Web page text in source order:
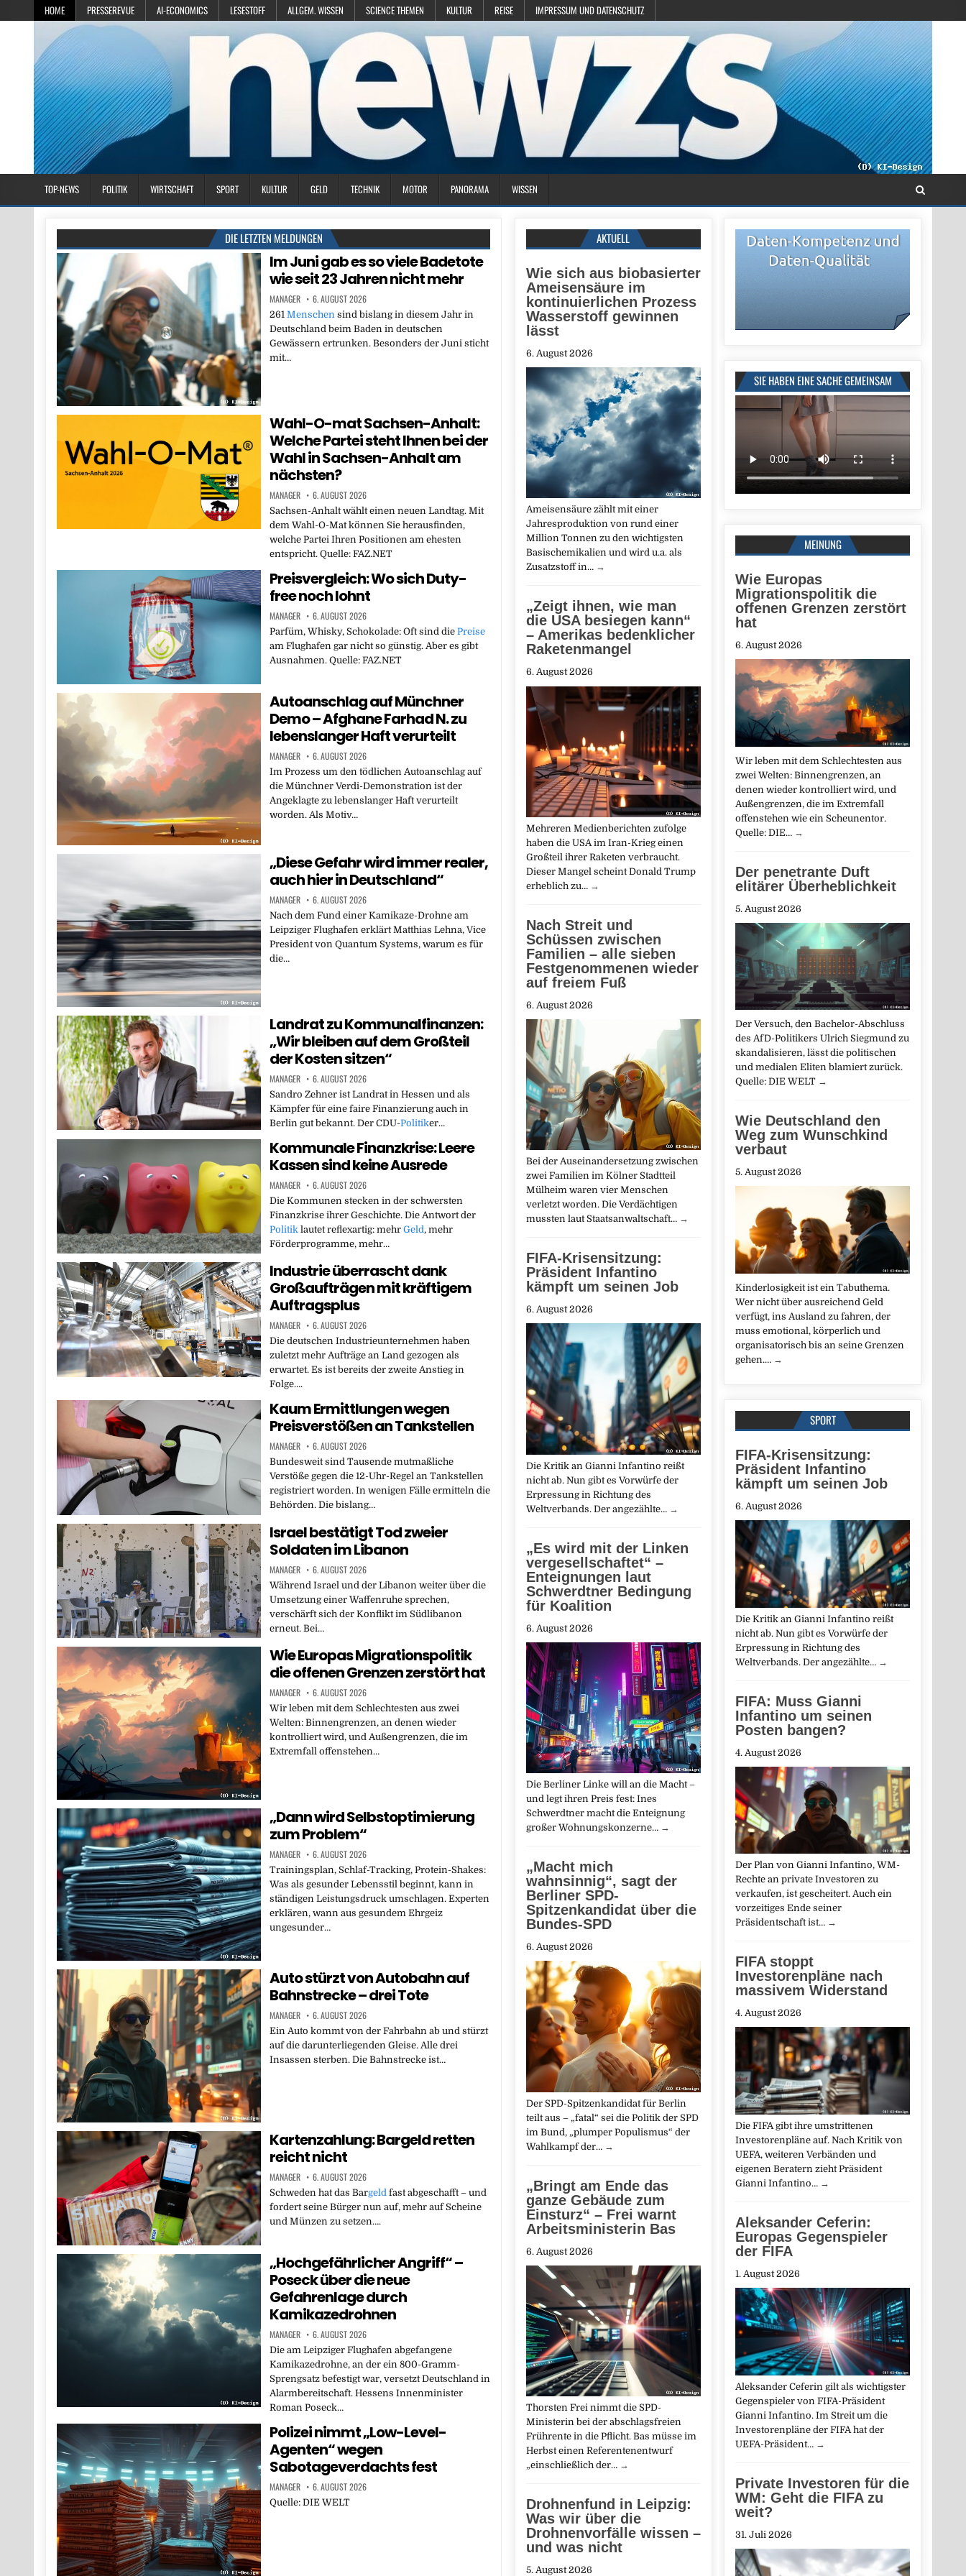
HOME PRESSEREVUE AI-ECONOMICS LESESTOFF ALLGEM. WISSEN SCIENCE THEMEN KULTUR REISE IMPRESSUM UND DATENSCHUTZ
TOP-NEWS POLITIK WIRTSCHAFT SPORT KULTUR GELD TECHNIK MOTOR PANORAMA WISSEN
DIE LETZTEN MELDUNGEN
Im Juni gab es so viele Badetote
wie seit 23 Jahren nicht mehr
MANAGER 6. AUGUST 2026
261 Menschensind bislang in diesem Jahr in
Deutschland beim Baden in deutschen
Gewässern ertrunken. Besonders der Juni sticht
mit…
Wahl-O-mat Sachsen-Anhalt:
Welche Partei steht Ihnen bei der
Wahl in Sachsen-Anhalt am
nächsten?
MANAGER 6. AUGUST 2026
Sachsen-Anhalt wählt einen neuen Landtag. Mit
dem Wahl-O-Mat können Sie herausfinden,
welche Partei Ihren Positionen am ehesten
entspricht. Quelle: FAZ.NET
Preisvergleich: Wo sich Duty-
free noch lohnt
MANAGER 6. AUGUST 2026
Parfüm, Whisky, Schokolade: Oft sind die Preise
am Flughafen gar nicht so günstig. Aber es gibt
Ausnahmen. Quelle: FAZ.NET
Autoanschlag auf Münchner
Demo – Afghane Farhad N. zu
lebenslanger Haft verurteilt
MANAGER 6. AUGUST 2026
Im Prozess um den tödlichen Autoanschlag auf
die Münchner Verdi-Demonstration ist der
Angeklagte zu lebenslanger Haft verurteilt
worden. Als Motiv…
„Diese Gefahr wird immer realer,
auch hier in Deutschland“
MANAGER 6. AUGUST 2026
Nach dem Fund einer Kamikaze-Drohne am
Leipziger Flughafen erklärt Matthias Lehna, Vice
President von Quantum Systems, warum es für
die…
Landrat zu Kommunalfinanzen:
„Wir bleiben auf dem Großteil
der Kosten sitzen“
MANAGER 6. AUGUST 2026
Sandro Zehner ist Landrat in Hessen und als
Kämpfer für eine faire Finanzierung auch in
Berlin gut bekannt. Der CDU-Politiker…
Kommunale Finanzkrise: Leere
Kassen sind keine Ausrede
MANAGER 6. AUGUST 2026
Die Kommunen stecken in der schwersten
Finanzkrise ihrer Geschichte. Die Antwort der
Politiklautet reflexartig: mehr Geld, mehr
Förderprogramme, mehr…
Industrie überrascht dank
Großaufträgen mit kräftigem
Auftragsplus
MANAGER 6. AUGUST 2026
Die deutschen Industrieunternehmen haben
zuletzt mehr Aufträge an Land gezogen als
erwartet. Es ist bereits der zweite Anstieg in
Folge….
Kaum Ermittlungen wegen
Preisverstößen an Tankstellen
MANAGER 6. AUGUST 2026
Bundesweit sind Tausende mutmaßliche
Verstöße gegen die 12-Uhr-Regel an Tankstellen
registriert worden. In wenigen Fälle ermitteln die
Behörden. Die bislang…
Israel bestätigt Tod zweier
Soldaten im Libanon
MANAGER 6. AUGUST 2026
Während Israel und der Libanon weiter über die
Umsetzung einer Waffenruhe sprechen,
verschärft sich der Konflikt im Südlibanon
erneut. Bei…
Wie Europas Migrationspolitik
die offenen Grenzen zerstört hat
MANAGER 6. AUGUST 2026
Wir leben mit dem Schlechtesten aus zwei
Welten: Binnengrenzen, an denen wieder
kontrolliert wird, und Außengrenzen, die im
Extremfall offenstehen…
„Dann wird Selbstoptimierung
zum Problem“
MANAGER 6. AUGUST 2026
Trainingsplan, Schlaf-Tracking, Protein-Shakes:
Was als gesunder Lebensstil beginnt, kann in
ständigen Leistungsdruck umschlagen. Experten
erklären, wann aus gesundem Ehrgeiz
ungesunder…
Auto stürzt von Autobahn auf
Bahnstrecke – drei Tote
MANAGER 6. AUGUST 2026
Ein Auto kommt von der Fahrbahn ab und stürzt
auf die darunterliegenden Gleise. Alle drei
Insassen sterben. Die Bahnstrecke ist…
Kartenzahlung: Bargeld retten
reicht nicht
MANAGER 6. AUGUST 2026
Schweden hat das Bargeld fast abgeschafft – und
fordert seine Bürger nun auf, mehr auf Scheine
und Münzen zu setzen….
„Hochgefährlicher Angriff“ –
Poseck über die neue
Gefahrenlage durch
Kamikazedrohnen
MANAGER 6. AUGUST 2026
Die am Leipziger Flughafen abgefangene
Kamikazedrohne, an der ein 800-Gramm-
Sprengsatz befestigt war, versetzt Deutschland in
Alarmbereitschaft. Hessens Innenminister
Roman Poseck…
Polizei nimmt „Low-Level-
Agenten“ wegen
Sabotageverdachts fest
MANAGER 6. AUGUST 2026
Quelle: DIE WELT
SIE HABEN EINE SACHE GEMEINSAM
MEINUNG
Wie Europas
Migrationspolitik die
offenen Grenzen zerstört
hat
6. August 2026
Wir leben mit dem Schlechtesten aus
zwei Welten: Binnengrenzen, an
denen wieder kontrolliert wird, und
Außengrenzen, die im Extremfall
offenstehen wie ein Scheunentor.
Quelle: DIE… →
Der penetrante Duft
elitärer Überheblichkeit
5. August 2026
Der Versuch, den Bachelor-Abschluss
des AfD-Politikers Ulrich Siegmund zu
skandalisieren, lässt die politischen
und medialen Eliten blamiert zurück.
Quelle: DIE WELT →
Wie Deutschland den
Weg zum Wunschkind
verbaut
5. August 2026
Kinderlosigkeit ist ein Tabuthema.
Wer nicht über ausreichend Geld
verfügt, ins Ausland zu fahren, der
muss emotional, körperlich und
organisatorisch bis an seine Grenzen
gehen.… →
SPORT
FIFA-Krisensitzung:
Präsident Infantino
kämpft um seinen Job
6. August 2026
Die Kritik an Gianni Infantino reißt
nicht ab. Nun gibt es Vorwürfe der
Erpressung in Richtung des
Weltverbands. Der angezählte… →
FIFA: Muss Gianni
Infantino um seinen
Posten bangen?
4. August 2026
Der Plan von Gianni Infantino, WM-
Rechte an private Investoren zu
verkaufen, ist gescheitert. Auch ein
vorzeitiges Ende seiner
Präsidentschaft ist… →
FIFA stoppt
Investorenpläne nach
massivem Widerstand
4. August 2026
Die FIFA gibt ihre umstrittenen
Investorenpläne auf. Nach Kritik von
UEFA, weiteren Verbänden und
eigenen Beratern zieht Präsident
Gianni Infantino… →
Aleksander Ceferin:
Europas Gegenspieler
der FIFA
1. August 2026
Aleksander Ceferin gilt als wichtigster
Gegenspieler von FIFA-Präsident
Gianni Infantino. Im Streit um die
Investorenpläne der FIFA hat der
UEFA-Präsident… →
Private Investoren für die
WM: Geht die FIFA zu
weit?
31. Juli 2026
AKTUELL
Wie sich aus biobasierter
Ameisensäure im
kontinuierlichen Prozess
Wasserstoff gewinnen
lässt
6. August 2026
Ameisensäure zählt mit einer
Jahresproduktion von rund einer
Million Tonnen zu den wichtigsten
Basischemikalien und wird u.a. als
Zusatzstoff in… →
„Zeigt ihnen, wie man
die USA besiegen kann“
– Amerikas bedenklicher
Raketenmangel
6. August 2026
Mehreren Medienberichten zufolge
haben die USA im Iran-Krieg einen
Großteil ihrer Raketen verbraucht.
Dieser Mangel scheint Donald Trump
erheblich zu… →
Nach Streit und
Schüssen zwischen
Familien – alle sieben
Festgenommenen wieder
auf freiem Fuß
6. August 2026
Bei der Auseinandersetzung zwischen
zwei Familien im Kölner Stadtteil
Mülheim waren vier Menschen
verletzt worden. Die Verdächtigen
mussten laut Staatsanwaltschaft… →
FIFA-Krisensitzung:
Präsident Infantino
kämpft um seinen Job
6. August 2026
Die Kritik an Gianni Infantino reißt
nicht ab. Nun gibt es Vorwürfe der
Erpressung in Richtung des
Weltverbands. Der angezählte… →
„Es wird mit der Linken
vergesellschaftet“ –
Enteignungen laut
Schwerdtner Bedingung
für Koalition
6. August 2026
Die Berliner Linke will an die Macht –
und legt ihren Preis fest: Ines
Schwerdtner macht die Enteignung
großer Wohnungskonzerne… →
„Macht mich
wahnsinnig“, sagt der
Berliner SPD-
Spitzenkandidat über die
Bundes-SPD
6. August 2026
Der SPD-Spitzenkandidat für Berlin
teilt aus – „fatal“ sei die Politik der SPD
im Bund, „plumper Populismus“ der
Wahlkampf der… →
„Bringt am Ende das
ganze Gebäude zum
Einsturz“ – Frei warnt
Arbeitsministerin Bas
6. August 2026
Thorsten Frei nimmt die SPD-
Ministerin bei der abschlagsfreien
Frührente in die Pflicht. Bas müsse im
Herbst einen Referentenentwurf
„einschließlich der… →
Drohnenfund in Leipzig:
Was wir über die
Drohnenvorfälle wissen –
und was nicht
5. August 2026